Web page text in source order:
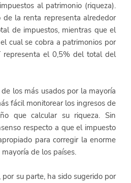
al patrimonio (riqueza).
la renta representa alrededor
de impuestos, mientras que el
cual se cobra a patrimonios por
representa el 0,5% del total del
los más usados por la mayoría
fácil monitorear los ingresos de
que calcular su riqueza. Sin
respecto a que el impuesto
para corregir la enorme
de los países.
su parte, ha sido sugerido por